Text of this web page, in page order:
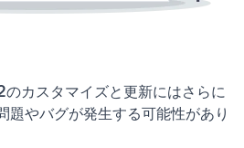
カスタマイズと更新にはさらに
題やバグが発生する可能性があり